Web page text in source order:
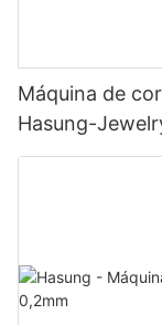
Máquina de
Hasung-